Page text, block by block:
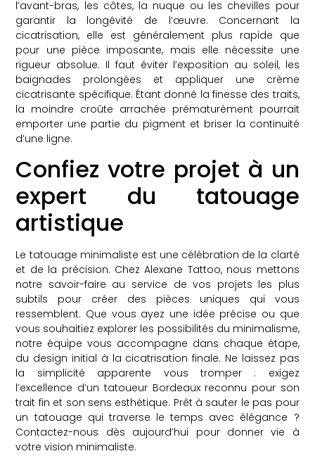
l’avant-bras, les côtes, la nuque ou les chevilles pour
garantir la longévité de l’œuvre. Concernant la
cicatrisation, elle est généralement plus rapide que
pour une pièce imposante, mais elle nécessite une
rigueur absolue. Il faut éviter l’exposition au soleil, les
baignades prolongées et appliquer une crème
cicatrisante spécifique. Étant donné la finesse des traits,
la moindre croûte arrachée prématurément pourrait
emporter une partie du pigment et briser la continuité
d’une ligne.
Confiez votre projet à un
expert du tatouage
artistique
Le tatouage minimaliste est une célébration de la clarté
et de la précision. Chez Alexane Tattoo, nous mettons
notre savoir-faire au service de vos projets les plus
subtils pour créer des pièces uniques qui vous
ressemblent. Que vous ayez une idée précise ou que
vous souhaitiez explorer les possibilités du minimalisme,
notre équipe vous accompagne dans chaque étape,
du design initial à la cicatrisation finale. Ne laissez pas
la simplicité apparente vous tromper : exigez
l’excellence d’un tatoueur Bordeaux reconnu pour son
trait fin et son sens esthétique. Prêt à sauter le pas pour
un tatouage qui traverse le temps avec élégance ?
Contactez-nous dès aujourd’hui pour donner vie à
votre vision minimaliste.